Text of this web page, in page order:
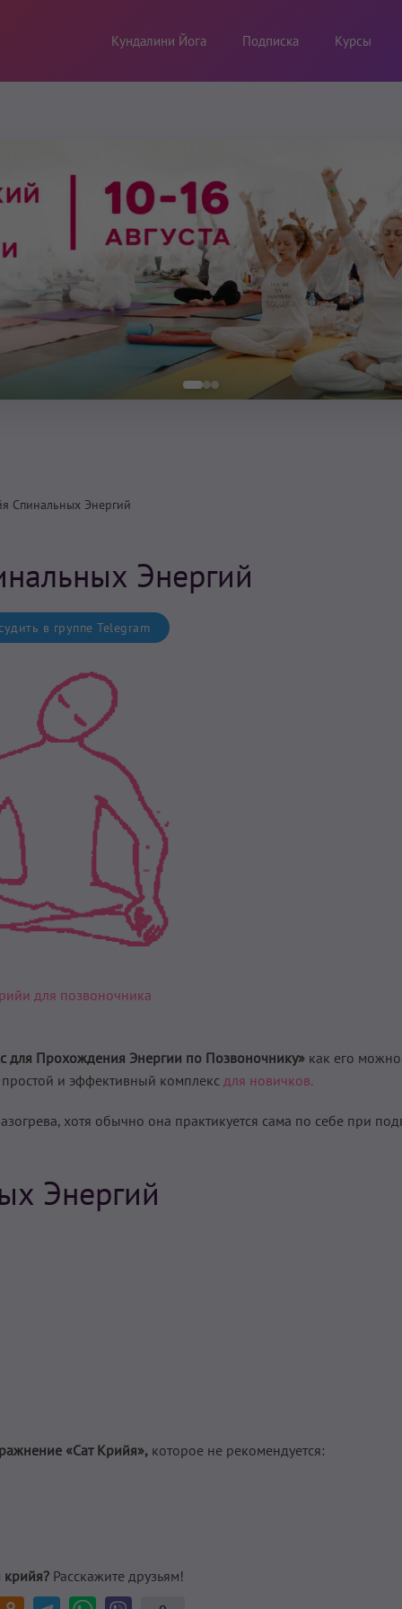
Кундалини Йога Подписка Курсы
Спинальных Энергий
Энергий
в группе Telegram
для позвоночника
для Прохождения Энергии по Позвоночнику» как его можно
простой и эффективный комплекс для новичков.
хотя обычно она практикуется сама по себе при
Энергий
«Сат Крийя», которое не рекомендуется:
крийя?Расскажите друзьям!